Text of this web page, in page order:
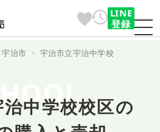
LINE
登録
宇治市 宇治市立宇治中学校
中学校校区の